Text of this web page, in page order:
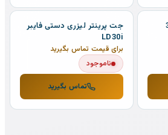
جت پرینتر لیزری دستی فایبر
LD30i
برای قیمت تماس بگیرید
ناموجود
تماس بگیرید